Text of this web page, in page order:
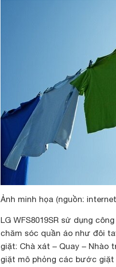
Ảnh minh họa (nguồn:
LG WFS8019SR sử dụng
chăm sóc quần áo như đôi
giặt: Chà xát – Quay –
giặt mô phỏng các bước